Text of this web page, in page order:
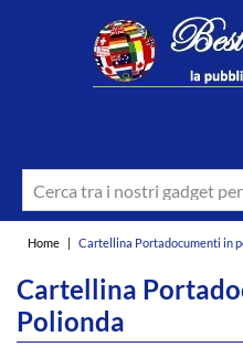
Home | Cartellina Portadocumenti in
Cartellina
Polionda